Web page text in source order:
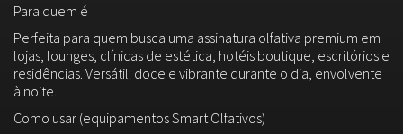
Para quem é
Perfeita para quem busca uma assinatura olfativa premium em
lojas, lounges, clínicas de estética, hotéis boutique, escritórios e
residências. Versátil: doce e vibrante durante o dia, envolvente
à noite.
Como usar (equipamentos Smart Olfativos)